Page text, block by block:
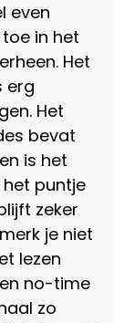
even
in het
Het
erg
Het
bevat
is het
puntje
zeker
je niet
lezen
no-time
zo